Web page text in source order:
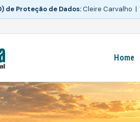
de Proteção de Dados:Cleire Carvalho |
Home